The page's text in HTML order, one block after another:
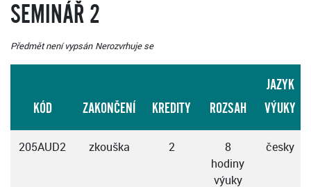
SEMINÁŘ 2
Předmět není vypsán Nerozvrhuje se
KÓD ZAKONČENÍ KREDITY ROZSAH
JAZYK
VÝUKY
205AUD2 zkouška 2
8
hodiny
výuky
česky